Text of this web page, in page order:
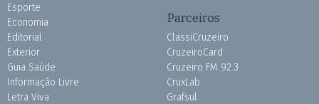
Esporte
Economia
Editorial
Exterior
Guia Saúde
Informação Livre
Letra Viva
Parceiros
ClassiCruzeiro
CruzeiroCard
Cruzeiro FM 92.3
CruxLab
Grafsul